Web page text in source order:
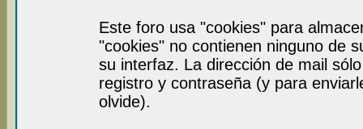
Este foro usa "cookies" para
"cookies" no contienen ninguno de
su interfaz. La dirección de mail
registro y contraseña (y para
olvide).